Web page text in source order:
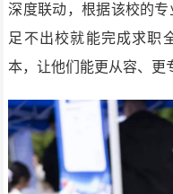
深度联动，根据该校的
足不出校就能完成求职
本，让他们能更从容、更